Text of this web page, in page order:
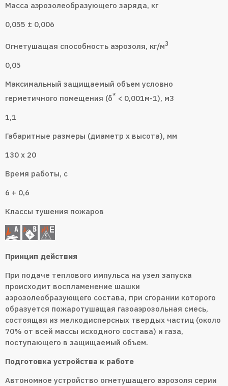
Масса аэрозолеобразующего заряда, кг
0,055 ± 0,006
Огнетушащая способность аэрозоля, кг/м3
0,05
Максимальный защищаемый объем условно
герметичного помещения (δ* < 0,001м-1), м3
1,1
Габаритные размеры (диаметр х высота), мм
130 х 20
Время работы, с
6 + 0,6
Классы тушения пожаров
Принцип действия
При подаче теплового импульса на узел запуска
происходит воспламенение шашки
аэрозолеобразующего состава, при сгорании которого
образуется пожаротушащая газоаэрозольная смесь,
состоящая из мелкодисперсных твердых частиц (около
70% от всей массы исходного состава) и газа,
поступающего в защищаемый объем.
Подготовка устройства к работе
Автономное устройство огнетушащего аэрозоля серии